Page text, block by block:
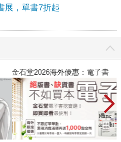
展，單書7折起